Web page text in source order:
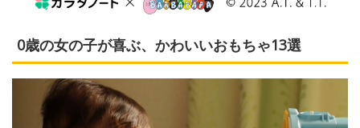
0歳の女の子が喜ぶ、かわいいおもちゃ13選